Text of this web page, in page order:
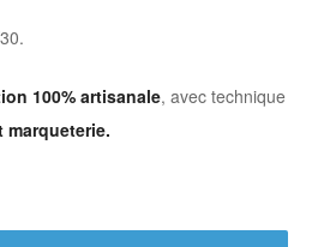
100% artisanale, avec technique